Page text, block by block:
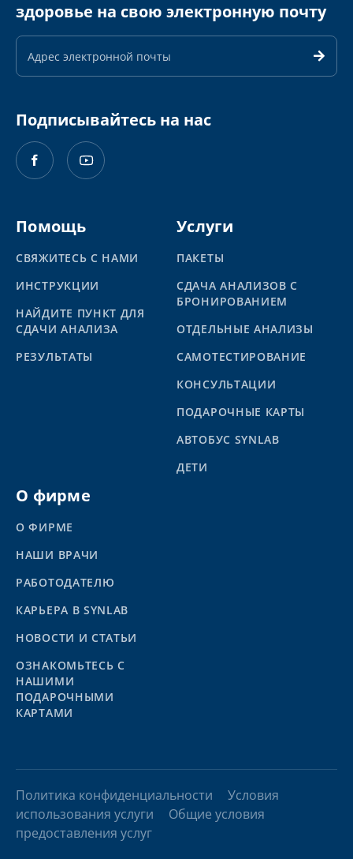
здоровье на свою электронную почту
Адрес
почты
Подписывайтесь на нас
Помощь
СВЯЖИТЕСЬ С НАМИ
ИНСТРУКЦИИ
НАЙДИТЕ ПУНКТ ДЛЯ
СДАЧИ АНАЛИЗА
PЕЗУЛЬТАТЫ
Услуги
ПАКЕТЫ
СДАЧА АНАЛИЗОВ С
БРОНИРОВАНИЕМ
ОТДЕЛЬНЫЕ АНАЛИЗЫ
САМОТЕСТИРОВАНИЕ
КОНСУЛЬТАЦИИ
ПОДАРОЧНЫЕ КАРТЫ
АВТОБУС SYNLAB
ДЕТИ
О фирме
О ФИРМЕ
НАШИ ВРАЧИ
РАБОТОДАТЕЛЮ
КАРЬЕРА В SYNLAB
НОВОСТИ И СТАТЬИ
ОЗНАКОМЬТЕСЬ С
НАШИМИ
ПОДАРОЧНЫМИ
КАРТАМИ
Политика конфиденциальности
Условия
использования услуги
Общие условия
предоставления услуг